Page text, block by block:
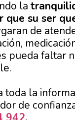
la
que su ser
de
pueda faltar
toda la
de